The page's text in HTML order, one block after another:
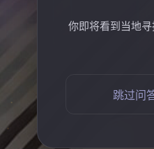
你即将看到当地
跳过问